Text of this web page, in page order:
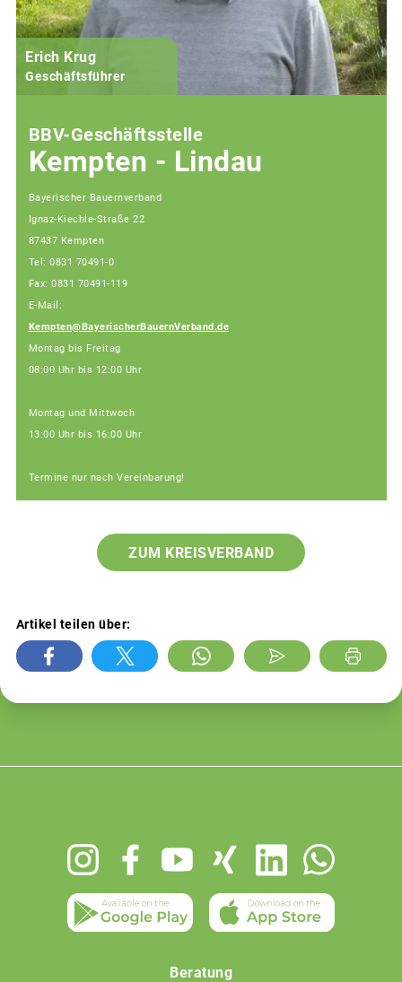
Erich Krug
Geschäftsführer
BBV-Geschäftsstelle
Kempten - Lindau
Bayerischer Bauernverband
Ignaz-Kiechle-Straße 22
87437 Kempten
Tel: 0831 70491-0
Fax: 0831 70491-119
E-Mail:
Kempten@BayerischerBauernVerband.de
Montag bis Freitag
08:00 Uhr bis 12:00 Uhr
Montag und Mittwoch
13:00 Uhr bis 16:00 Uhr
Termine nur nach Vereinbarung!
ZUM KREISVERBAND
Artikel teilen über:
Beratung